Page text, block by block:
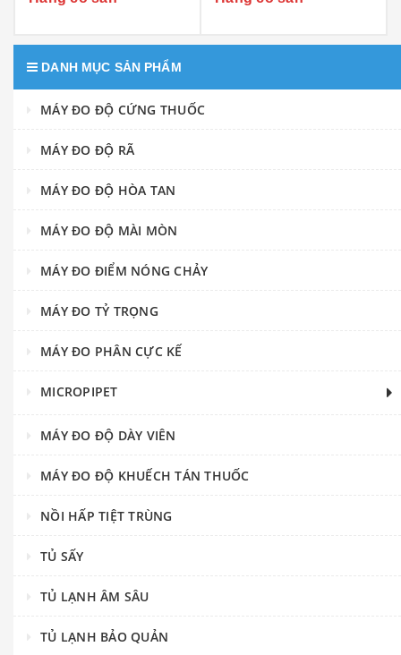
DANH MỤC SẢN PHẨM
MÁY ĐO ĐỘ CỨNG THUỐC
MÁY ĐO ĐỘ RÃ
MÁY ĐO ĐỘ HÒA TAN
MÁY ĐO ĐỘ MÀI MÒN
MÁY ĐO ĐIỂM NÓNG CHẢY
MÁY ĐO TỶ TRỌNG
MÁY ĐO PHÂN CỰC KẾ
MICROPIPET
MÁY ĐO ĐỘ DÀY VIÊN
MÁY ĐO ĐỘ KHUẾCH TÁN THUỐC
NỒI HẤP TIỆT TRÙNG
TỦ SẤY
TỦ LẠNH ÂM SÂU
TỦ LẠNH BẢO QUẢN